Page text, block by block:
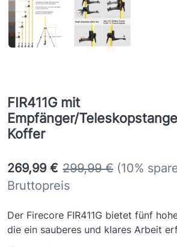
FIR411G mit
Empfänger/
Koffer
269,99 € 299,99 € (10%
Bruttopreis
Der Firecore FIR411G bietet fünf
die ein sauberes und klares Arbeit